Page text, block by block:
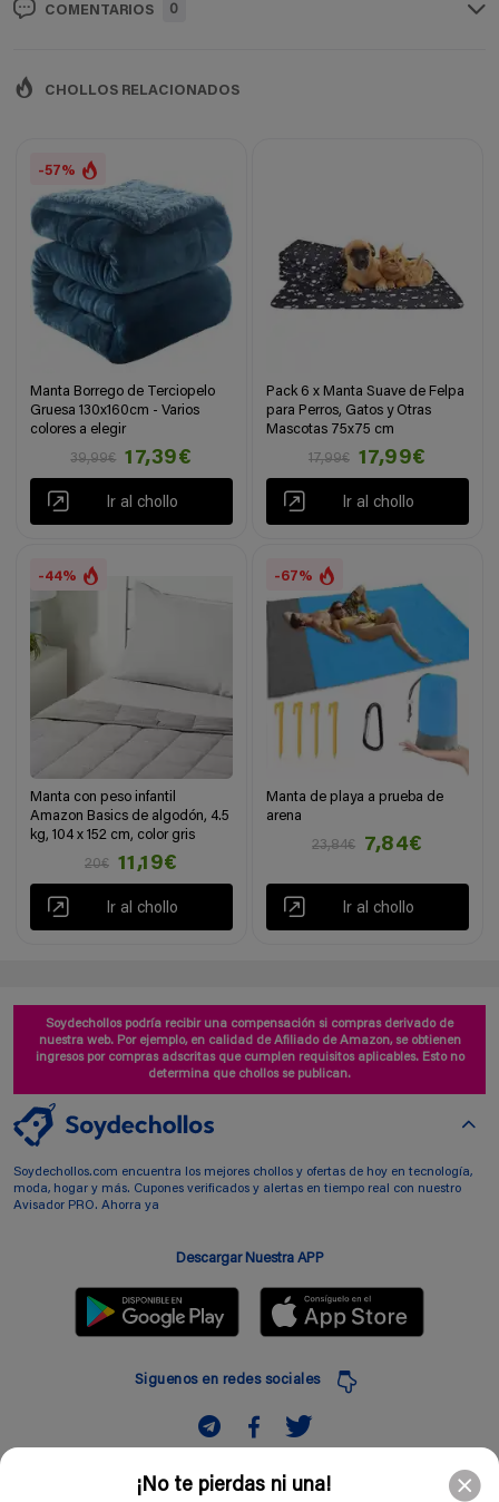
¡No te pierdas ni una!
COMENTARIOS 0
CHOLLOS RELACIONADOS
-57%
Manta Borrego de Terciopelo
Gruesa 130x160cm - Varios
colores a elegir
39,99€
17,39€
Ir al chollo
Pack 6 x Manta Suave de Felpa
para Perros, Gatos y Otras
Mascotas 75x75 cm
17,99€
17,99€
Ir al chollo
-44%
Manta con peso infantil
Amazon Basics de algodón, 4.5
kg, 104 x 152 cm, color gris
20€
11,19€
Ir al chollo
-67%
Manta de playa a prueba de
arena
23,84€
7,84€
Ir al chollo
Soydechollos podría recibir una compensación si compras derivado de
nuestra web. Por ejemplo, en calidad de Afiliado de Amazon, se obtienen
ingresos por compras adscritas que cumplen requisitos aplicables. Esto no
determina que chollos se publican.
Soydechollos.com encuentra los mejores chollos y ofertas de hoy en tecnología,
moda, hogar y más. Cupones verificados y alertas en tiempo real con nuestro
Avisador PRO. Ahorra ya
Descargar Nuestra APP
Siguenos en redes sociales
Suscribir